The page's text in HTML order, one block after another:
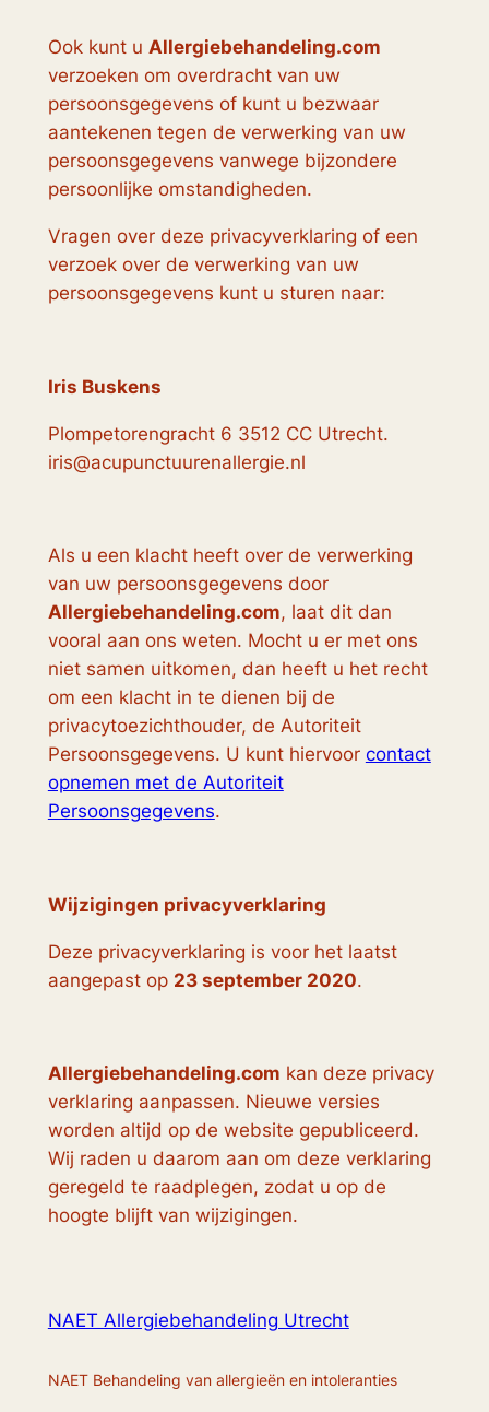
Ook kunt u Allergiebehandeling.com
verzoeken om overdracht van uw
persoonsgegevens of kunt u bezwaar
aantekenen tegen de verwerking van uw
persoonsgegevens vanwege bijzondere
persoonlijke omstandigheden.
Vragen over deze privacyverklaring of een
verzoek over de verwerking van uw
persoonsgegevens kunt u sturen naar:
Iris Buskens
Plompetorengracht 6 3512 CC Utrecht.
iris@acupunctuurenallergie.nl
Als u een klacht heeft over de verwerking
van uw persoonsgegevens door
Allergiebehandeling.com, laat dit dan
vooral aan ons weten. Mocht u er met ons
niet samen uitkomen, dan heeft u het recht
om een klacht in te dienen bij de
privacytoezichthouder, de Autoriteit
Persoonsgegevens. U kunt hiervoor contact
opnemen met de Autoriteit
Persoonsgegevens.
Wijzigingen privacyverklaring
Deze privacyverklaring is voor het laatst
aangepast op 23 september 2020.
Allergiebehandeling.com kan deze privacy
verklaring aanpassen. Nieuwe versies
worden altijd op de website gepubliceerd.
Wij raden u daarom aan om deze verklaring
geregeld te raadplegen, zodat u op de
hoogte blijft van wijzigingen.
NAET Allergiebehandeling Utrecht
NAET Behandeling van allergieën en intoleranties